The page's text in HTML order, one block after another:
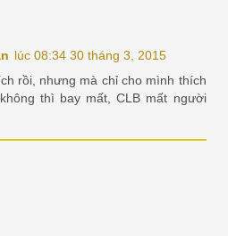
lúc 08:34 30 tháng 3, 2015
rồi, nhưng mà chỉ cho mình thích
thì bay mất, CLB mất người